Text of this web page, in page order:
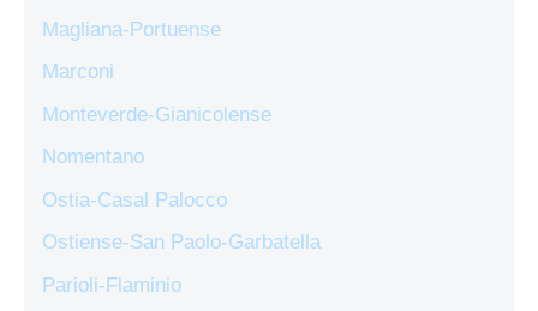
Magliana-Portuense
Marconi
Monteverde-Gianicolense
Nomentano
Ostia-Casal Palocco
Ostiense-San Paolo-Garbatella
Parioli-Flaminio